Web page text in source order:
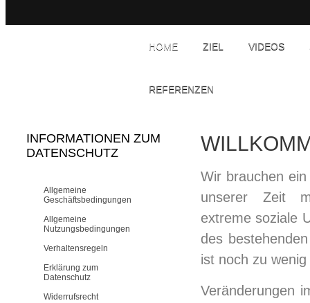
HOME ZIEL VIDEOS
REFERENZEN
Wir brauchen
unserer Zeit
extreme soziale
des
ist noch zu
Veränderungen
INFORMATIONEN ZUM
DATENSCHUTZ
Allgemeine
Geschäftsbedingungen
Allgemeine
Nutzungsbedingungen
Verhaltensregeln
Erklärung zum
Datenschutz
Widerrufsrecht